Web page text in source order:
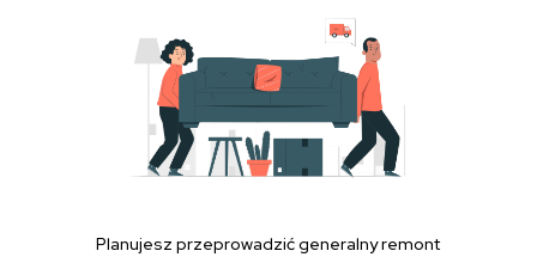
Planujesz przeprowadzić generalny remont